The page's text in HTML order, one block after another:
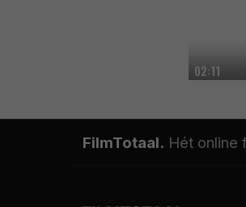
02:11
FilmTotaal. Hét online